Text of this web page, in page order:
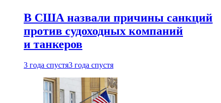
В США назвали причины санкций
против судоходных компаний
и танкеров
3 года спустя3 года спустя